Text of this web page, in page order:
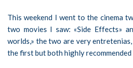
This weekend I went to the cinema
two movies I saw: «Side Effects»
worlds,» the two are very
the first but both highly recommended